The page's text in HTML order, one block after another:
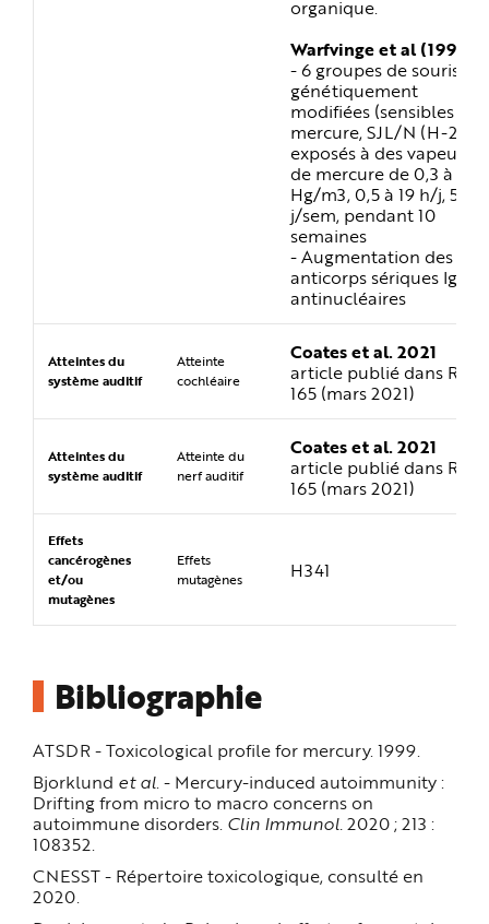
organique.
Warfvinge et al (1995)
- 6 groupes de souris
génétiquement
modifiées (sensibles au
mercure, SJL/N (H-2s))
exposés à des vapeurs
de mercure de 0,3 à 1
Hg/m3, 0,5 à 19 h/j, 5
j/sem, pendant 10
semaines
- Augmentation des
anticorps sériques IgG
antinucléaires
Atteintes du
système auditif
Atteinte
cochléaire
Coates et al. 2021
article publié dans RST
165 (mars 2021)
Atteintes du
système auditif
Atteinte du
nerf auditif
Coates et al. 2021
article publié dans RST
165 (mars 2021)
Effets
cancérogènes
et/ou
mutagènes
Effets
mutagènes
H341
Bibliographie
ATSDR - Toxicological profile for mercury. 1999.
Bjorklund et al. - Mercury-induced autoimmunity :
Drifting from micro to macro concerns on
autoimmune disorders. Clin Immunol.2020 ; 213 :
108352.
CNESST - Répertoire toxicologique, consulté en
2020.